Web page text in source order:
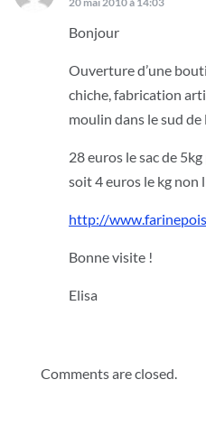
Bonjour
Ouverture d’une
chiche, fabrication
moulin dans le sud de
28 euros le sac de
soit 4 euros le kg non
http://
Bonne visite !
Elisa
Comments are closed.